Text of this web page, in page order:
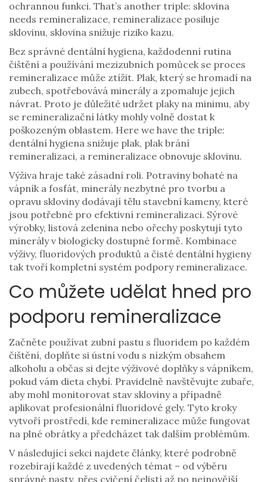
ochrannou funkci. That’s another triple: sklovina
needs remineralizace, remineralizace posiluje
sklovinu, sklovina snižuje riziko kazu.
Bez správné dentální hygiena, každodenní rutina
čištění a používání mezizubních pomůcek se proces
remineralizace může ztížit. Plak, který se hromadí na
zubech, spotřebovává minerály a zpomaluje jejich
návrat. Proto je důležité udržet plaky na minimu, aby
se remineralizační látky mohly volně dostat k
poškozeným oblastem. Here we have the triple:
dentální hygiena snižuje plak, plak brání
remineralizaci, a remineralizace obnovuje sklovinu.
Výživa hraje také zásadní roli. Potraviny bohaté na
vápník a fosfát, minerály nezbytné pro tvorbu a
opravu sklovinydodávají tělu stavební kameny, které
jsou potřebné pro efektivní remineralizaci. Sýrové
výrobky, listová zelenina nebo ořechy poskytují tyto
minerály v biologicky dostupné formě. Kombinace
výživy, fluoridových produktů a čisté dentální hygieny
tak tvoří kompletní systém podpory remineralizace.
Co můžete udělat hned pro
podporu remineralizace
Začněte používat zubní pastu s fluoridem po každém
čištění, doplňte si ústní vodu s nízkým obsahem
alkoholu a občas si dejte výživové doplňky s vápníkem,
pokud vám dieta chybí. Pravidelně navštěvujte zubaře,
aby mohl monitorovat stav skloviny a případně
aplikovat profesionální fluoridové gely. Tyto kroky
vytvoří prostředí, kde remineralizace může fungovat
na plné obrátky a předcházet tak dalším problémům.
V následující sekci najdete články, které podrobně
rozebírají každé z uvedených témat – od výběru
správné pasty, přes cvičení čelistí až po nejnovější